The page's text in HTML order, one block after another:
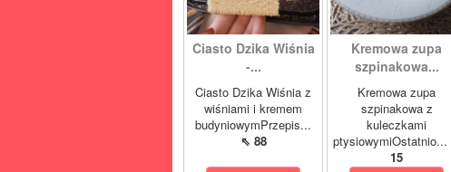
Ciasto Dzika Wiśnia
-...
Ciasto Dzika Wiśnia z
wiśniami i kremem
budyniowymPrzepis...
⇖ 88
Kremowa zupa
szpinakowa...
Kremowa zupa
szpinakowa z
kuleczkami
ptysiowymiOstatnio...
15